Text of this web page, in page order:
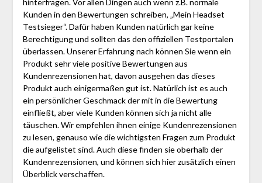
hinterfragen. Vor allen Dingen auch wenn z.B. normale
Kunden in den Bewertungen schreiben, „Mein Headset
Testsieger“. Dafür haben Kunden natürlich gar keine
Berechtigung und sollten das den offiziellen Testportalen
überlassen. Unserer Erfahrung nach können Sie wenn ein
Produkt sehr viele positive Bewertungen aus
Kundenrezensionen hat, davon ausgehen das dieses
Produkt auch einigermaßen gut ist. Natürlich ist es auch
ein persönlicher Geschmack der mit in die Bewertung
einfließt, aber viele Kunden können sich ja nicht alle
täuschen. Wir empfehlen ihnen einige Kundenrezensionen
zu lesen, genauso wie die wichtigsten Fragen zum Produkt
die aufgelistet sind. Auch diese finden sie oberhalb der
Kundenrezensionen, und können sich hier zusätzlich einen
Überblick verschaffen.